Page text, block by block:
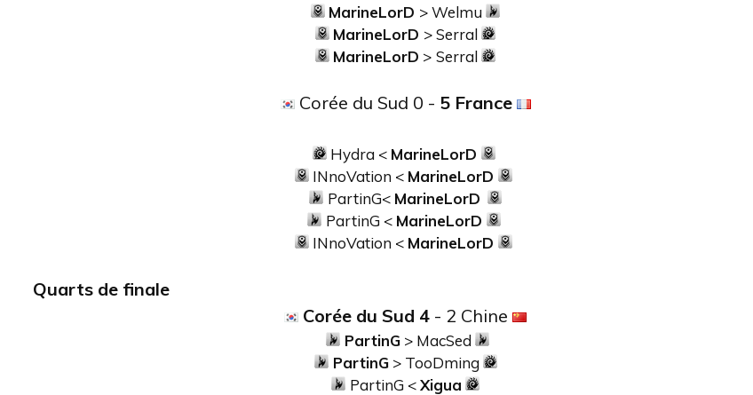
MarineLorD > Welmu
MarineLorD > Serral
MarineLorD > Serral
Corée du Sud 0 - 5 France
Hydra < MarineLorD
INnoVation < MarineLorD
PartinG< MarineLorD
PartinG < MarineLorD
INnoVation < MarineLorD
Quarts de finale
Corée du Sud 4 - 2 Chine
PartinG> MacSed
PartinG> TooDming
PartinG <Xigua